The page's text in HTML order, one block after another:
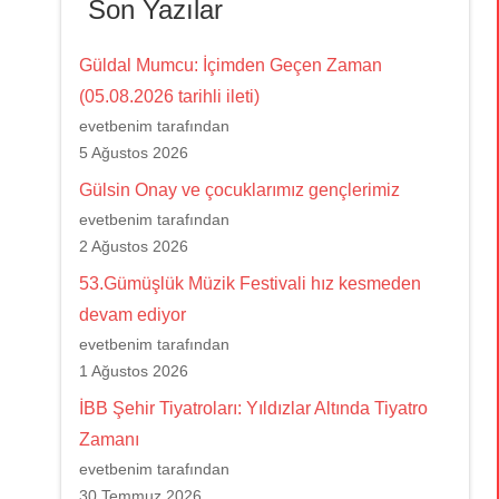
Son Yazılar
Güldal Mumcu: İçimden Geçen Zaman
(05.08.2026 tarihli ileti)
evetbenim tarafından
5 Ağustos 2026
Gülsin Onay ve çocuklarımız gençlerimiz
evetbenim tarafından
2 Ağustos 2026
53.Gümüşlük Müzik Festivali hız kesmeden
devam ediyor
evetbenim tarafından
1 Ağustos 2026
İBB Şehir Tiyatroları: Yıldızlar Altında Tiyatro
Zamanı
evetbenim tarafından